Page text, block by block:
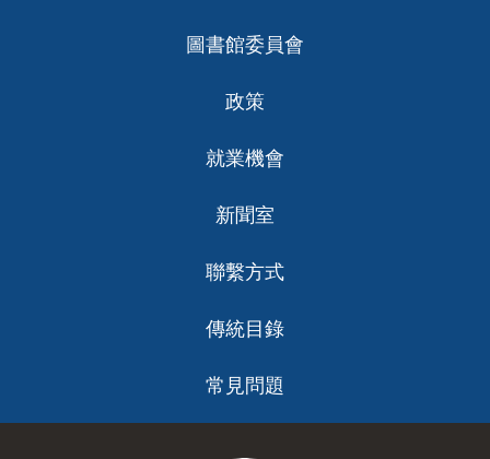
圖書館委員會
政策
就業機會
新聞室
聯繫方式
傳統目錄
常見問題